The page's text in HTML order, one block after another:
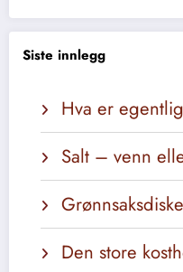
Siste innlegg
Hva er
Salt – venn
Den store